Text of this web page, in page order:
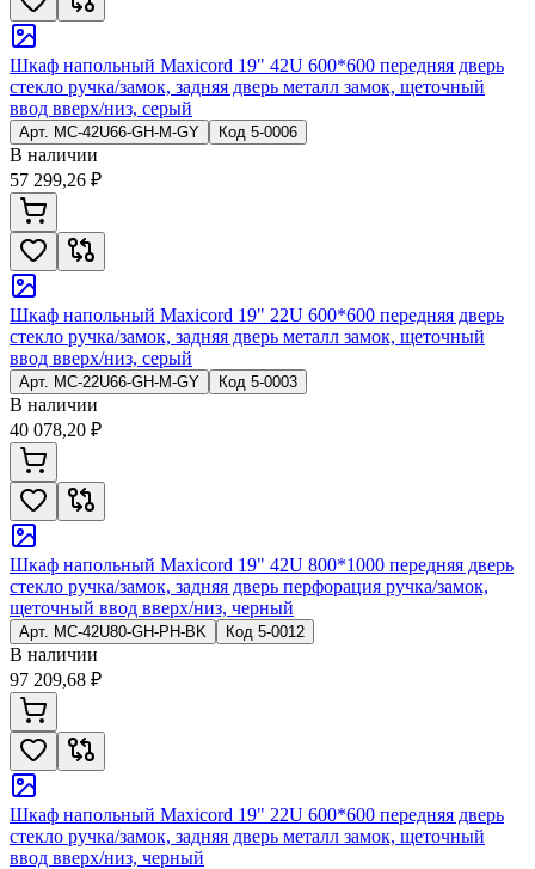
Шкаф напольный Maxicord 19" 42U 600*600 передняя дверь
стекло ручка/замок, задняя дверь металл замок, щеточный
ввод вверх/низ, серый
Арт. MC-42U66-GH-M-GY Код 5-0006
В наличии
57 299,26 ₽
Шкаф напольный Maxicord 19" 22U 600*600 передняя дверь
стекло ручка/замок, задняя дверь металл замок, щеточный
ввод вверх/низ, серый
Арт. MC-22U66-GH-M-GY Код 5-0003
В наличии
40 078,20 ₽
Шкаф напольный Maxicord 19" 42U 800*1000 передняя дверь
стекло ручка/замок, задняя дверь перфорация ручка/замок,
щеточный ввод вверх/низ, черный
Арт. MC-42U80-GH-PH-BK Код 5-0012
В наличии
97 209,68 ₽
Шкаф напольный Maxicord 19" 22U 600*600 передняя дверь
стекло ручка/замок, задняя дверь металл замок, щеточный
ввод вверх/низ, черный